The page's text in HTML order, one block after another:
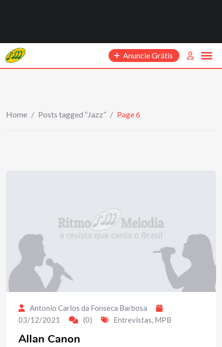
Anuncie Grátis
Home / Posts tagged “Jazz” / Page 6
Antonio Carlos da Fonseca Barbosa
03/12/2021
(0) Entrevistas, MPB
Allan Canon